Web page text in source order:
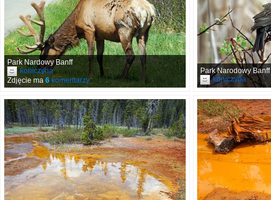
Park Nardowy Banff
koniczyna
Zdjęcie ma 6komentarzy
Park Narodowy Banff
koniczyna